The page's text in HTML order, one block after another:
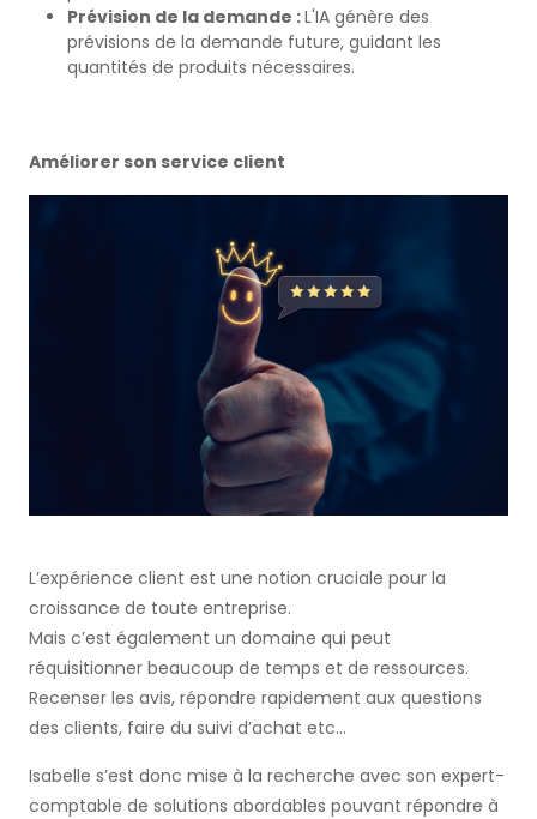
Prévision de la demande :L'IA génère des
prévisions de la demande future, guidant les
quantités de produits nécessaires.
Améliorer son service client
L’expérience client est une notion cruciale pour la
croissance de toute entreprise.
Mais c’est également un domaine qui peut
réquisitionner beaucoup de temps et de ressources.
Recenser les avis, répondre rapidement aux questions
des clients, faire du suivi d’achat etc…
Isabelle s’est donc mise à la recherche avec son expert-
comptable de solutions abordables pouvant répondre à